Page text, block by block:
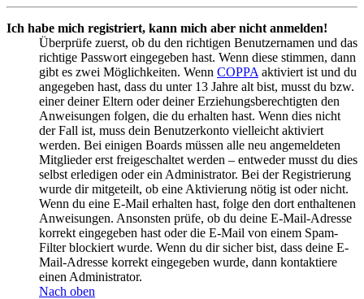
Ich habe mich registriert, kann mich aber nicht anmelden!
Überprüfe zuerst, ob du den richtigen Benutzernamen und das
richtige Passwort eingegeben hast. Wenn diese stimmen, dann
gibt es zwei Möglichkeiten. Wenn COPPA aktiviert ist und du
angegeben hast, dass du unter 13 Jahre alt bist, musst du bzw.
einer deiner Eltern oder deiner Erziehungsberechtigten den
Anweisungen folgen, die du erhalten hast. Wenn dies nicht
der Fall ist, muss dein Benutzerkonto vielleicht aktiviert
werden. Bei einigen Boards müssen alle neu angemeldeten
Mitglieder erst freigeschaltet werden – entweder musst du dies
selbst erledigen oder ein Administrator. Bei der Registrierung
wurde dir mitgeteilt, ob eine Aktivierung nötig ist oder nicht.
Wenn du eine E-Mail erhalten hast, folge den dort enthaltenen
Anweisungen. Ansonsten prüfe, ob du deine E-Mail-Adresse
korrekt eingegeben hast oder die E-Mail von einem Spam-
Filter blockiert wurde. Wenn du dir sicher bist, dass deine E-
Mail-Adresse korrekt eingegeben wurde, dann kontaktiere
einen Administrator.
Nach oben